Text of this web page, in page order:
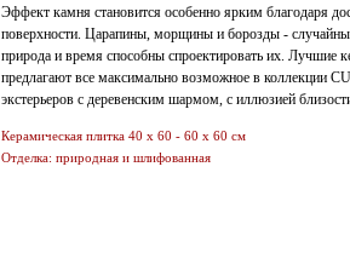
Эффект камня становится особенно ярким благодаря
поверхности. Царапины, морщины и борозды -
природа и время способны спроектировать их. Лучшие
предлагают все максимально возможное в коллекции
экстерьеров с деревенским шармом, с иллюзией
Керамическая плитка 40 х 60 - 60 х 60 см
Отделка: природная и шлифованная